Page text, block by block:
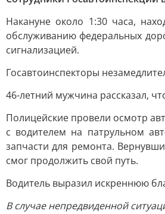
Накануне около 1:30 часа,
обслуживанию федеральных
сигнализацией.
Госавтоинспекторы
46-летний мужчина рассказал,
Полицейские провели осмотр
с водителем на патрульном
запчасти для ремонта.
смог продолжить свой путь.
Водитель выразил искреннюю
В случае непредвиденной